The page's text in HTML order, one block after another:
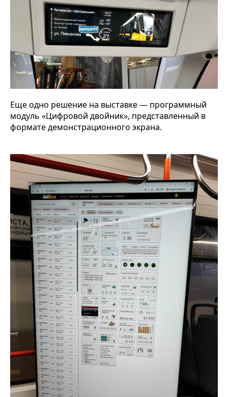
Еще одно решение на выставке — программный
модуль «Цифровой двойник», представленный в
формате демонстрационного экрана.